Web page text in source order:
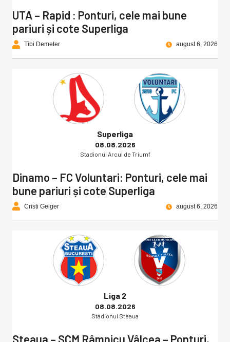
UTA – Rapid : Ponturi, cele mai bune
pariuri și cote Superliga
Tibi Demeter august 6, 2026
Superliga
08.08.2026
Stadionul Arcul de Triumf
Dinamo – FC Voluntari: Ponturi, cele mai
bune pariuri și cote Superliga
Cristi Geiger august 6, 2026
Liga 2
08.08.2026
Stadionul Steaua
Steaua – SCM Râmnicu Vâlcea – Ponturi,